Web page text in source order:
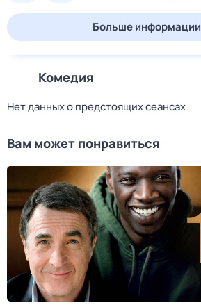
Больше информации
Комедия
Нет данных о предстоящих сеансах
Вам может понравиться